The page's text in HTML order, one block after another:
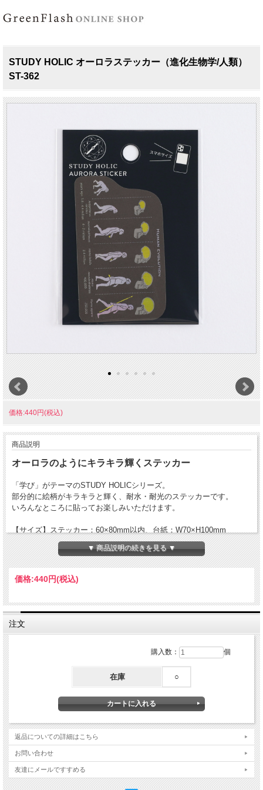
STUDY HOLIC オーロラステッカー（進化生物学/人類）
ST-362
価格:440円(税込)
商品説明
オーロラのようにキラキラ輝くステッカー
「学び」がテーマのSTUDY HOLICシリーズ。
部分的に絵柄がキラキラと輝く、耐水・耐光のステッカーです。
いろんなところに貼ってお楽しみいただけます。
【サイズ】ステッカー：60×80mm以内、台紙：W70×H100mm
【素材】PET・PP（本体）・紙（台紙）
Made in Japan
▼ 商品説明の続きを見る ▼
価格:440円(税込)
注文
購入数： 個
在庫 ○
返品についての詳細はこちら
お問い合わせ
友達にメールですすめる